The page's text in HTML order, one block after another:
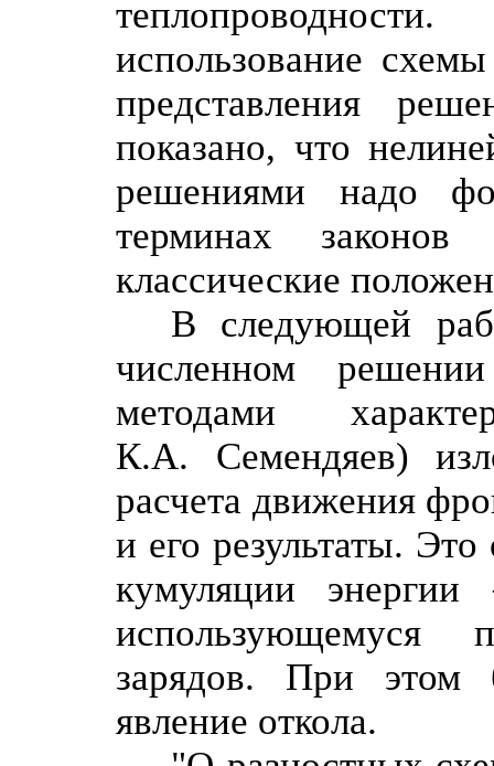
использование
представления
показано, что
решениями надо
терминах законов
классические
В следующей
численном
методами
К.А. Семендяев)
расчета движения
и его результаты.
кумуляции
использующемуся
зарядов. При этом
явление откола.